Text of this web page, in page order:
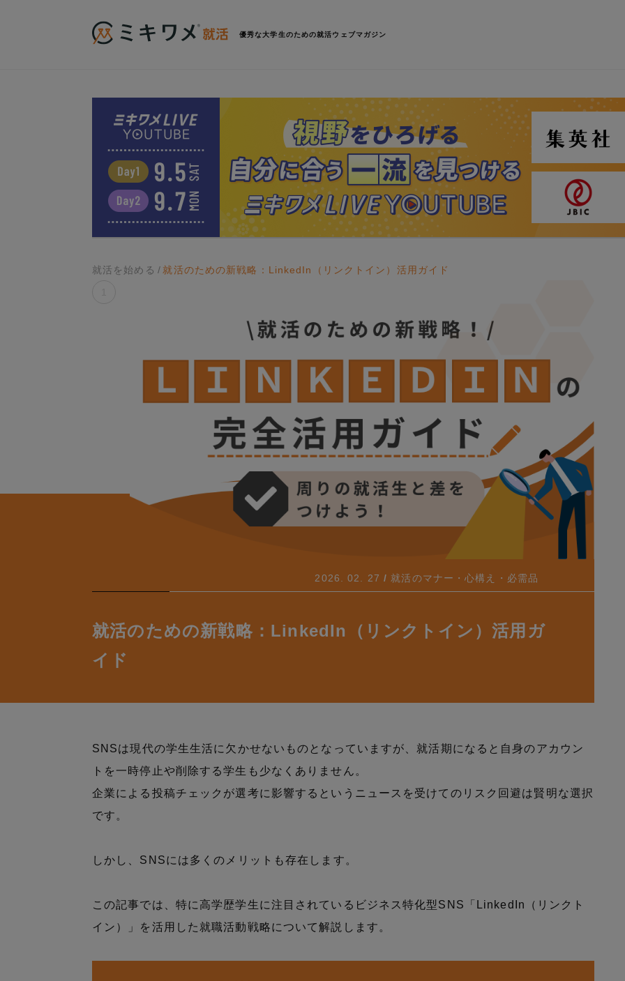
優秀な大学生のための就活ウェブマガジン
就活を始める 就活のための新戦略：LinkedIn（リンクトイン）活用ガイド
2026. 02. 27 就活のマナー・心構え・必需品
就活のための新戦略：LinkedIn（リンクトイン）活用ガ
イド
SNSは現代の学生生活に欠かせないものとなっていますが、就活期になると自身のアカウン
トを一時停止や削除する学生も少なくありません。
企業による投稿チェックが選考に影響するというニュースを受けてのリスク回避は賢明な選択
です。
しかし、SNSには多くのメリットも存在します。
この記事では、特に高学歴学生に注目されているビジネス特化型SNS「LinkedIn（リンクト
イン）」を活用した就職活動戦略について解説します。